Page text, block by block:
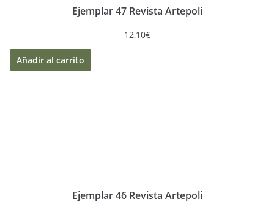
Ejemplar 47 Revista Artepoli
12,10€
Añadir al carrito
Ejemplar 46 Revista Artepoli